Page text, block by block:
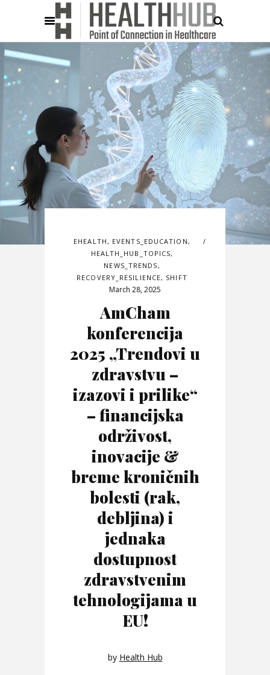
EHEALTH, EVENTS_EDUCATION,
HEALTH_HUB_TOPICS,
NEWS_TRENDS,
RECOVERY_RESILIENCE, SHIFT
March 28, 2025
AmCham
konferencija
2025 „Trendovi u
zdravstvu –
izazovi i prilike“
– financijska
održivost,
inovacije &
breme kroničnih
bolesti (rak,
debljina) i
jednaka
dostupnost
zdravstvenim
tehnologijama u
EU!
by Health Hub